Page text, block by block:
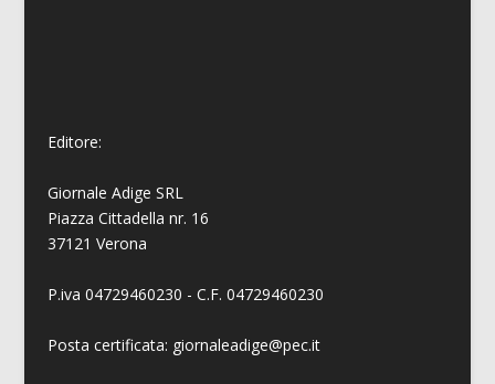
Editore:
Giornale Adige SRL
Piazza Cittadella nr. 16
37121 Verona
P.iva 04729460230 - C.F. 04729460230
Posta certificata: giornaleadige@pec.it